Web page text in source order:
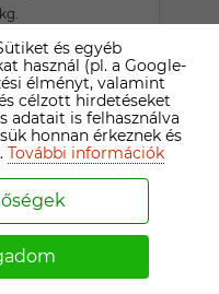
TÁRSKERESŐ
a társam akivel
időkben!
és egyéb
használ (pl. a Google-
élményt, valamint
célzott hirdetéseket
adatait is felhasználva
honnan érkeznek és
További információk